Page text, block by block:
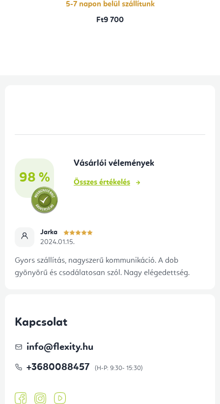
5-7 napon belül szállítunk
Ft9 700
98 %
Vásárlói vélemények
Összes értékelés
Jarka
2024.01.15.
Gyors szállítás, nagyszerű kommunikáció. A dob
gyönyörű és csodálatosan szól. Nagy elégedettség.
Kapcsolat
info@flexity.hu
+3680088457